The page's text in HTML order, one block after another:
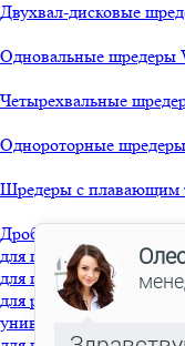
Двухвал-дисковые
Одновальные шредеры
Четырехвальные
Однороторные
Шредеры с плавающим
Дробилки
для пластика
для пластиковых
для резины
универсальные
Здравствуйте!
Олесяпечатает...